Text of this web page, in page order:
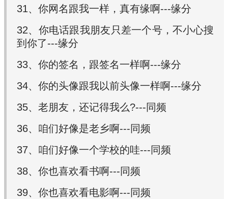
31、你网名跟我一样，真有缘啊---缘分
32、你电话跟我朋友只差一个号，不小心搜
到你了---缘分
33、你的签名，跟签名一样啊---缘分
34、你的头像跟我以前头像一样啊---缘分
35、老朋友，还记得我么?---同频
36、咱们好像是老乡啊---同频
37、咱们好像一个学校的哇---同频
38、你也喜欢看书啊---同频
39、你也喜欢看电影啊---同频